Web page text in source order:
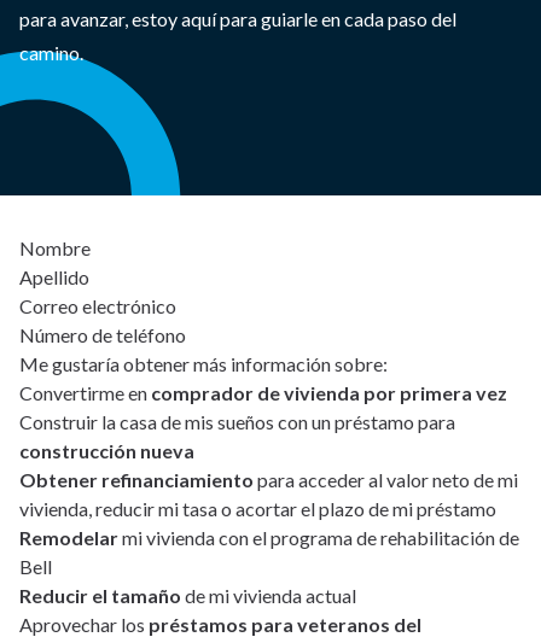
para avanzar, estoy aquí para guiarle en cada paso del
camino.
Nombre
Apellido
Correo electrónico
Número de teléfono
Me gustaría obtener más información sobre:
Convertirme en comprador de vivienda por primera vez
Construir la casa de mis sueños con un préstamo para
construcción nueva
Obtener refinanciamiento para acceder al valor neto de mi
vivienda, reducir mi tasa o acortar el plazo de mi préstamo
Remodelarmi vivienda con el programa de rehabilitación de
Bell
Reducir el tamaño de mi vivienda actual
Aprovechar los préstamos para veteranos del